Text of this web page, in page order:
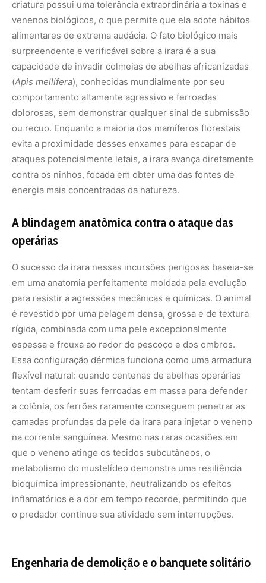
criatura possui uma tolerância extraordinária a toxinas e
venenos biológicos, o que permite que ela adote hábitos
alimentares de extrema audácia. O fato biológico mais
surpreendente e verificável sobre a irara é a sua
capacidade de invadir colmeias de abelhas africanizadas
(Apis mellifera), conhecidas mundialmente por seu
comportamento altamente agressivo e ferroadas
dolorosas, sem demonstrar qualquer sinal de submissão
ou recuo. Enquanto a maioria dos mamíferos florestais
evita a proximidade desses enxames para escapar de
ataques potencialmente letais, a irara avança diretamente
contra os ninhos, focada em obter uma das fontes de
energia mais concentradas da natureza.
A blindagem anatômica contra o ataque das
operárias
O sucesso da irara nessas incursões perigosas baseia-se
em uma anatomia perfeitamente moldada pela evolução
para resistir a agressões mecânicas e químicas. O animal
é revestido por uma pelagem densa, grossa e de textura
rígida, combinada com uma pele excepcionalmente
espessa e frouxa ao redor do pescoço e dos ombros.
Essa configuração dérmica funciona como uma armadura
flexível natural: quando centenas de abelhas operárias
tentam desferir suas ferroadas em massa para defender
a colônia, os ferrões raramente conseguem penetrar as
camadas profundas da pele da irara para injetar o veneno
na corrente sanguínea. Mesmo nas raras ocasiões em
que o veneno atinge os tecidos subcutâneos, o
metabolismo do mustelídeo demonstra uma resiliência
bioquímica impressionante, neutralizando os efeitos
inflamatórios e a dor em tempo recorde, permitindo que
o predador continue sua atividade sem interrupções.
Engenharia de demolição e o banquete solitário